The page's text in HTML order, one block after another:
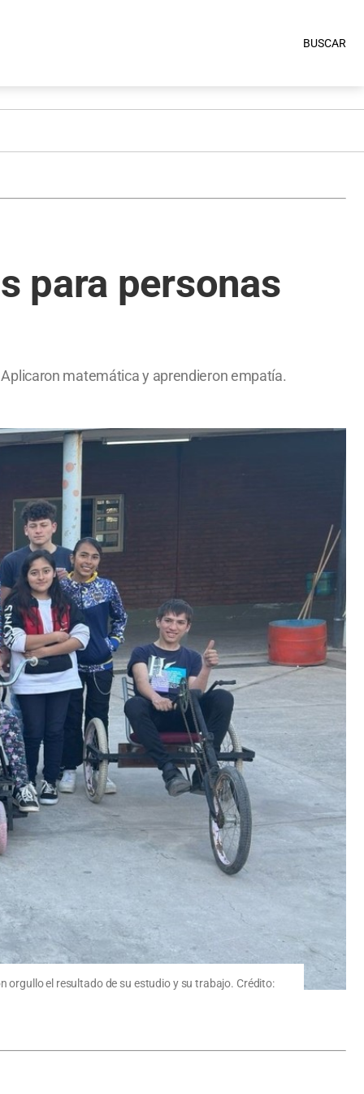
BUSCAR
para personas
matemática y aprendieron empatía.
orgullo el resultado de su estudio y su trabajo. Crédito: